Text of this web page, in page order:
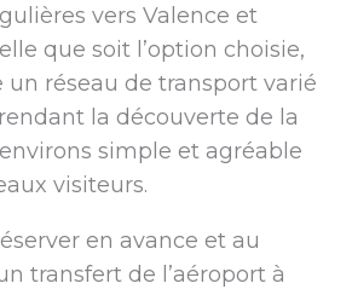
vers Valence et
que soit l’option choisie,
un réseau de transport varié
la découverte de la
simple et agréable
visiteurs.
en avance et au
transfert de l’aéroport à